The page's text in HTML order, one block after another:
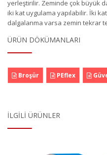
yerleştirilir. Zeminde çok büyük
iki kat uygulama yapılabilir. İki
dalgalanma varsa zemin tekrar
ÜRÜN DÖKÜMANLARI
Broşür PEflex
İLGILI ÜRÜNLER